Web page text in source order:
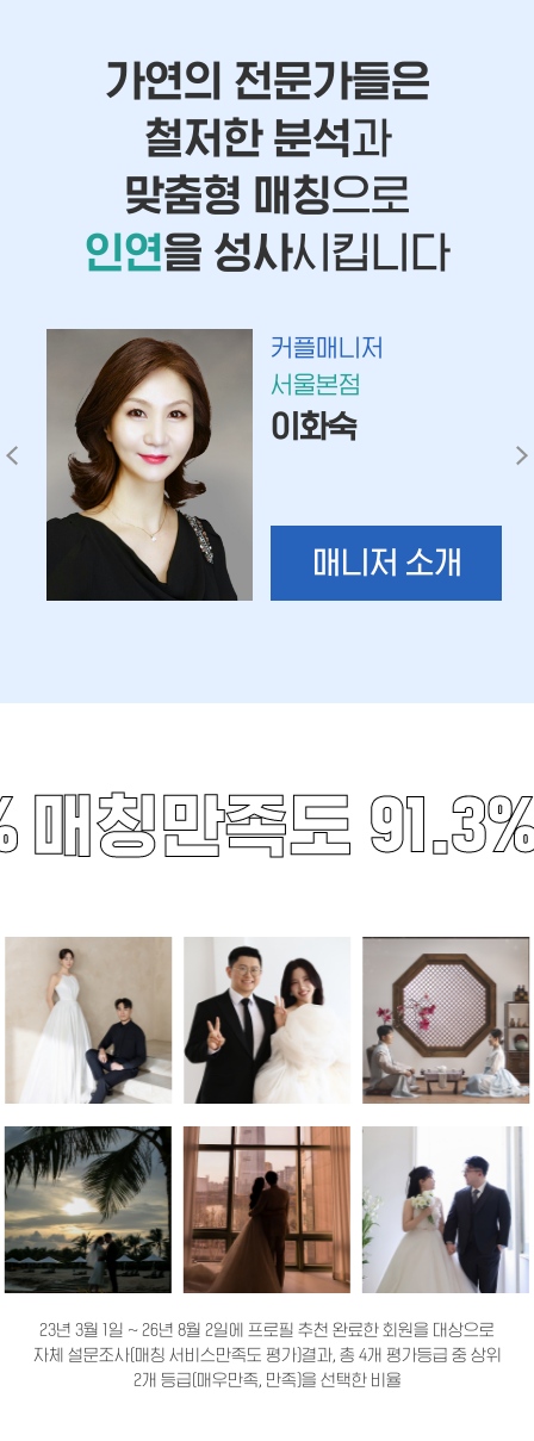
가연의 전문가들은
철저한 분석과
맞춤형 매칭으로
인연을 성사시킵니다
커플매니저
서울본점
이화숙
매니저 소개
매칭만족도
23년 3월 1일 ~ 26년 8월 2일에 프로필 추천 완료한 회원을 대상으로
자체 설문조사(매칭 서비스만족도 평가)결과, 총 4개 평가등급 중 상위
2개 등급(매우만족, 만족)을 선택한 비율